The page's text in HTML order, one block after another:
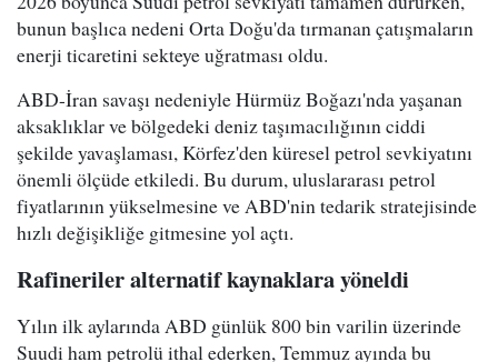
bunun başlıca nedeni Orta Doğu'da tırmanan çatışmaların
enerji ticaretini sekteye uğratması oldu.
ABD-İran savaşı nedeniyle Hürmüz Boğazı'nda yaşanan
aksaklıklar ve bölgedeki deniz taşımacılığının ciddi
şekilde yavaşlaması, Körfez'den küresel petrol sevkiyatını
önemli ölçüde etkiledi. Bu durum, uluslararası petrol
fiyatlarının yükselmesine ve ABD'nin tedarik stratejisinde
hızlı değişikliğe gitmesine yol açtı.
Rafineriler alternatif kaynaklara yöneldi
Yılın ilk aylarında ABD günlük 800 bin varilin üzerinde
Suudi ham petrolü ithal ederken, Temmuz ayında bu